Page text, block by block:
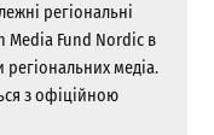
регіональні
Media Fund Nordic в
регіональних медіа.
з офіційною